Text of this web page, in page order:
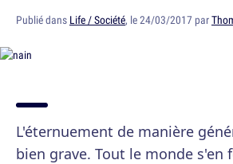
Publié dans Life / Société, le 24/03/2017 par
L'éternuement de manière
bien grave. Tout le monde s'en